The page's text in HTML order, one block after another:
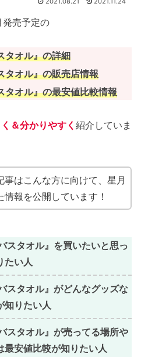
発売予定の
タオル』の詳細
タオル』の販売店情報
タオル』の最安値比較情報
＆分かりやすく 紹介していま
事はこんな方に向けて、星月
情報を公開しています！
スタオル』を買いたいと思っ
たい人
スタオル』がどんなグッズな
知りたい人
スタオル』が売ってる場所や
最安値比較が知りたい人